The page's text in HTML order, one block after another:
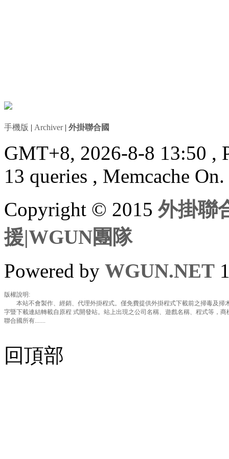
手機版 | Archiver| 外掛聯合國
GMT+8, 2026-8-8 13:50 ,
13 queries , Memcache On.
Copyright © 2015外掛聯
援|WGUN團隊
Powered by WGUN.NET
版權說明:
本站不會製作、經銷、代理外掛程式。僅免費提供外掛程式下載前之掃毒及掃
字暨下載連結轉載自原程 式開發站。站上出現之公司名稱、遊戲名稱、程式等，
聯合國所有.......
回頂部